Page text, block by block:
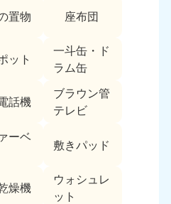
置物 座布団
ット
一斗缶・ド
ラム缶
話機
ブラウン管
テレビ
ーベ
敷きパッド
燥機
ウォシュレ
ット
沖縄県
9:00〜19:00 年中無休